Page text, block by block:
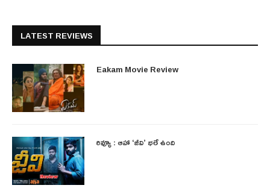
LATEST REVIEWS
Eakam Movie Review
రివ్యూ : ఆహా ‘జీవి’ భలే ఉంది